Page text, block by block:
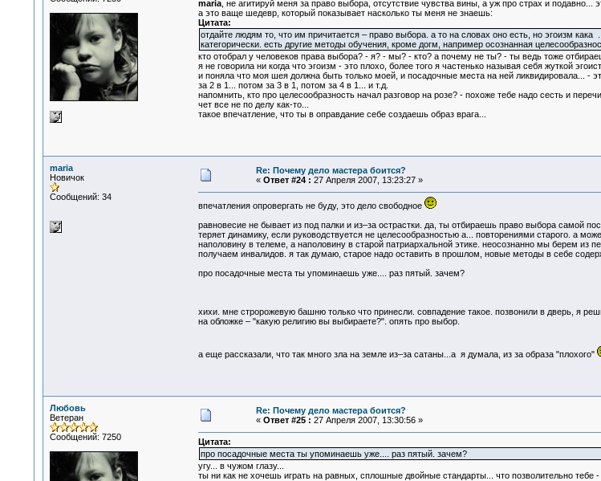
maria, не агитируй меня за право выбора, отсутствие чувства вины, а уж про страх и подавно...
а это ваще шедевр, который показывает насколько ты меня не знаешь:
Цитата:
отдайте людям то, что им причитается – право выбора. а то на словах оно есть, но эгоизм
категорически. есть другие методы обучения, кроме догм, например осознанная
кто отобрал у человеков права выбора? - я? - мы? - кто? а почему не ты? - ты ведь тоже
я не говорила ни когда что эгоизм - это плохо, более того я частенько называя себя жуткой
и поняла что моя шея должна быть только моей, и посадочные места на ней ликвидировала... -
за 2 в 1... потом за 3 в 1, потом за 4 в 1... и т.д.
напомнить, кто про целесообразность начал разговор на розе? - похоже тебе надо сесть и
чет все не по делу как-то...
такое впечатление, что ты в оправдание себе создаешь образ врага...
maria
Новичок
Сообщений: 34
Re: Почему дело мастера боится?
« Ответ #24 : 27 Апреля 2007, 13:23:27 »
впечатления опровергать не буду, это дело свободное
равновесие не бывает из под палки и из–за острастки. да, ты отбираешь право выбора самой
теряет динамику, если руководствуется не целесообразностью а... повторениями старого. а
наполовину в телеме, а наполовину в старой патриархальной этике. неосознанно мы берем из
получаем инвалидов. я так думаю, старое надо оставить в прошлом, новые методы в себе
про посадочные места ты упоминаешь уже.... раз пятый. зачем?
хихи. мне стророжевую башню только что принесли. совпадение такое. позвонили в дверь, я
на обложке – "какую религию вы выбираете?". опять про выбор.
а еще рассказали, что так много зла на земле из–за сатаны...а я думала, из за образа "плохого"
Любовь
Ветеран
Сообщений: 7250
Re: Почему дело мастера боится?
« Ответ #25 : 27 Апреля 2007, 13:30:56 »
Цитата:
про посадочные места ты упоминаешь уже.... раз пятый. зачем?
угу... в чужом глазу...
ты ни как не хочешь играть на равных, сплошные двойные стандарты... что позволительно